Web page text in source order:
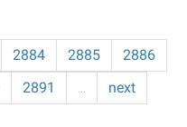
2884 2885
2886
2891 …
next